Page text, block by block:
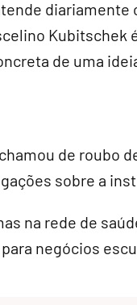
diariamente
Kubitschek
de uma
de roubo
sobre a
na rede de
negócios